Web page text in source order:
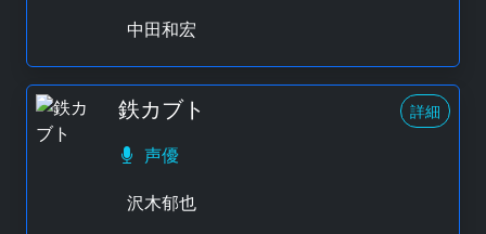
中田和宏
鉄カブト 詳細
声優
沢木郁也